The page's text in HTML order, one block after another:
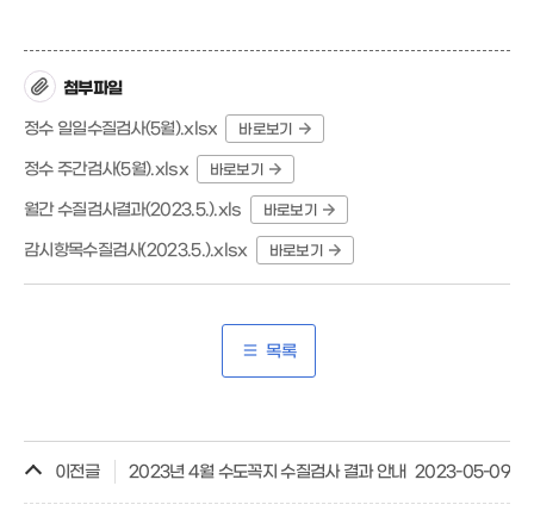
첨부파일
정수 일일수질검사(5월).xlsx
바로보기
정수 주간검사(5월).xlsx 바로보기
월간 수질검사결과(2023.5.).xls 바로보기
감시항목수질검사(2023.5.).xlsx 바로보기
목록
이전글 2023년 4월 수도꼭지 수질검사 결과 안내 2023-05-09